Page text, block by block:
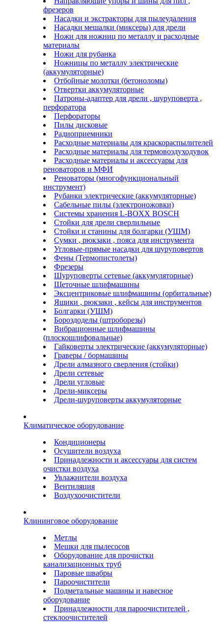
фрезеров
Насадки и экстракторы для пылеудаления
Насадки мешалки (миксеры) для дрели
Ножи для ножниц по металлу и расходные
материалы
Ножи для рубанка
Ножницы по металлу электрические
(аккумуляторные)
Отбойные молотки (бетоноломы)
Отвертки аккумуляторные
Патроны-адаптер для дрели , шуруповерта ,
перфоратора
Перфораторы
Пилы дисковые
Радиоприемники
Расходные материалы для краскораспылителей
Расходные материалы для термовоздуходувок
Расходные материалы и аксессуары для
реноваторов и МФИ
Реноваторы (многофункциональный
инструмент)
Рубанки электрические (аккумуляторные)
Сабельные пилы (электроножовки)
Системы хранения L-BOXX BOSCH
Стойки для дрели сверлильные
Стойки и станины для болгарки (УШМ)
Сумки , рюкзаки , пояса для инструмента
Угловые-прямые насадки для шуруповертов
Фены (Термопистолеты)
Фрезеры
Шуруповерты сетевые (аккумуляторные)
Щеточные шлифмашины
Эксцентриковые шлифмашины (орбитальные)
Ящики , рюкзаки , кейсы для инструментов
Болгарки (УШМ)
Бороздоделы (штроборезы)
Вибрационные шлифмашины
(плоскошлифовальные)
Гайковерты электрические (аккумуляторные)
Граверы / бормашины
Дрели алмазного сверления (стойки)
Дрели сетевые
Дрели угловые
Дрели-миксеры
Дрели-шуруповерты аккумуляторные
Климатическое оборудование
Кондиционеры
Осушители воздуха
Принадлежности и аксессуары для систем
очистки воздуха
Увлажнители воздуха
Вентиляция
Воздухоочистители
Клининговое оборудование
Метлы
Мешки для пылесосов
Оборудование для прочистки
канализационных труб
Паровые швабры
Пароочистители
Подметальные машины и навесное
оборудование
Принадлежности для пароочистителей ,
стеклоочистителей